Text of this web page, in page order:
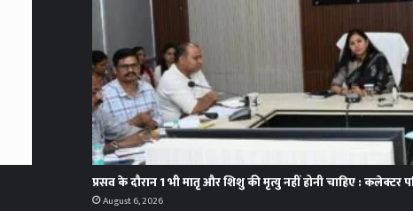
प्रसव के दौरान 1 भी मातृ और शिशु की मृत्यु नहीं होनी चाहिए : कलेक्टर
August 6, 2026